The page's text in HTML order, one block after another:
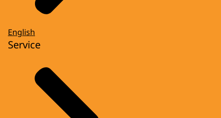
English
Service